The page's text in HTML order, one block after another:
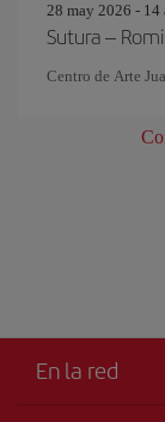
28 may 2026 - 14
Sutura –
Centro de Arte
En la red